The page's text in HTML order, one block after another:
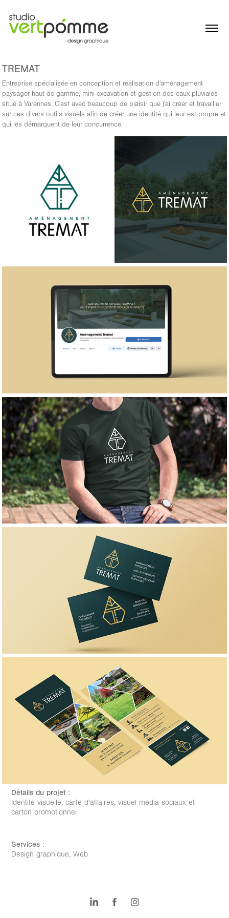
TREMAT
Entreprise spécialisée en conception et réalisation d'aménagement
paysager haut de gamme, mini excavation et gestion des eaux pluviales
situé à Varennes. C'est avec beaucoup de plaisir que j'ai créer et travailler
sur ces divers outils visuels afin de créer une identité qui leur est propre et
qui les démarquent de leur concurrence.
Détails du projet :
Identité visuelle, carte d'affaires, visuel média sociaux et
carton promotionnel
Services :
Design graphique, Web